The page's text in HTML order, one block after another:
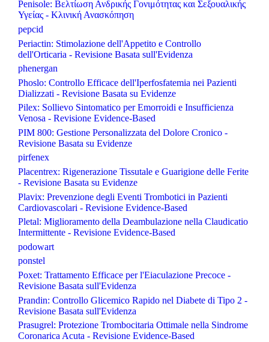
Penisole: Βελτίωση Ανδρικής Γονιμότητας και Σεξουαλικής
Υγείας - Κλινική Ανασκόπηση
pepcid
Periactin: Stimolazione dell'Appetito e Controllo
dell'Orticaria - Revisione Basata sull'Evidenza
phenergan
Phoslo: Controllo Efficace dell'Iperfosfatemia nei Pazienti
Dializzati - Revisione Basata su Evidenze
Pilex: Sollievo Sintomatico per Emorroidi e Insufficienza
Venosa - Revisione Evidence-Based
PIM 800: Gestione Personalizzata del Dolore Cronico -
Revisione Basata su Evidenze
pirfenex
Placentrex: Rigenerazione Tissutale e Guarigione delle Ferite
- Revisione Basata su Evidenze
Plavix: Prevenzione degli Eventi Trombotici in Pazienti
Cardiovascolari - Revisione Evidence-Based
Pletal: Miglioramento della Deambulazione nella Claudicatio
Intermittente - Revisione Evidence-Based
podowart
ponstel
Poxet: Trattamento Efficace per l'Eiaculazione Precoce -
Revisione Basata sull'Evidenza
Prandin: Controllo Glicemico Rapido nel Diabete di Tipo 2 -
Revisione Basata sull'Evidenza
Prasugrel: Protezione Trombocitaria Ottimale nella Sindrome
Coronarica Acuta - Revisione Evidence-Based